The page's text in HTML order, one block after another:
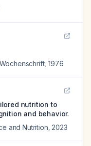
,1976
nutrition to
and behavior.
and Nutrition 2023